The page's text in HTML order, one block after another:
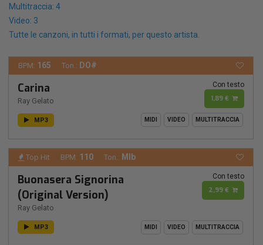
Multitraccia: 4
Video: 3
Tutte le canzoni, in tutti i formati, per questo artista.
BPM: 165 Ton.: DO#
Carina
Ray Gelato
Con testo
1,89 €
MP3 MIDI VIDEO MULTITRACCIA
Top Hit BPM: 110 Ton.: MIb
Buonasera Signorina
(Original Version)
Ray Gelato
Con testo
2,99 €
MP3 MIDI VIDEO MULTITRACCIA